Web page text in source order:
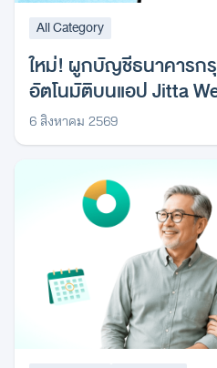
All Category
ใหม่! ผูกบัญชีธนาคารกรุ
อัตโนมัติบนแอป Jitta
6 สิงหาคม 2569